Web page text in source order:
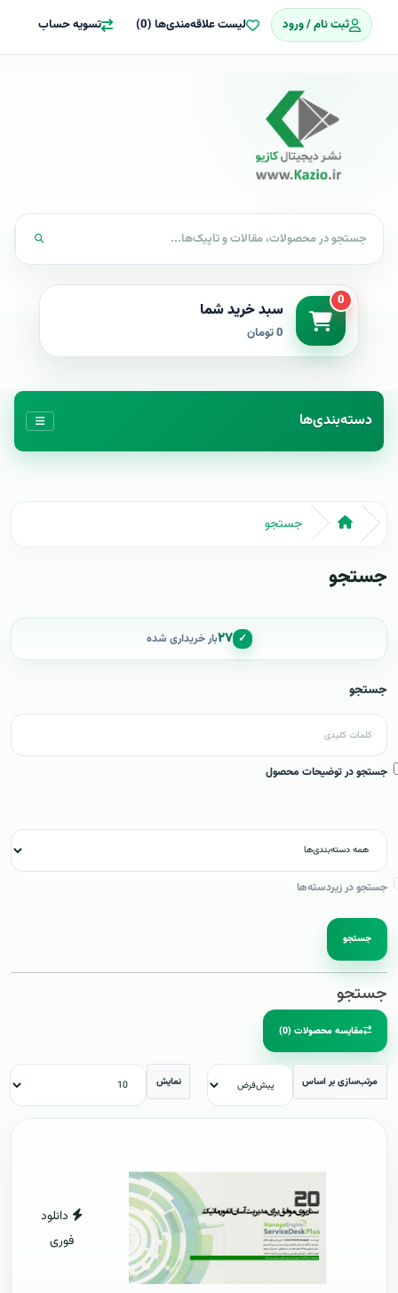
ثبت نام / ورود لیست علاقه‌مندی‌ها (0) تسویه حساب
0 سبد خرید شما
0 تومان
دسته‌بندی‌ها
جستجو
جستجو
✓ ۲۷بار خریداری شده
جستجو
جستجو در توضیحات محصول
جستجو در زیردسته‌ها
جستجو
جستجو
مقایسه محصولات (0)
مرتب‌سازی بر اساس نمایش
دانلود
فوری